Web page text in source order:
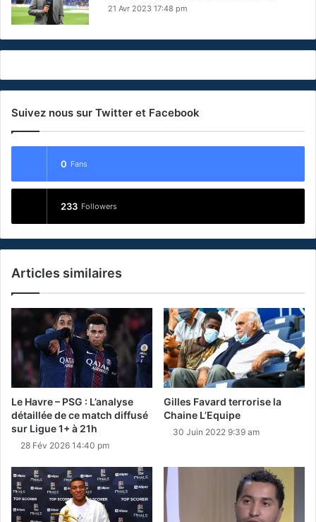
21 Avr 2023 17:48 pm
Suivez nous sur Twitter et Facebook
0 Fans
233 Followers
Articles similaires
Le Havre – PSG : L’analyse
détaillée de ce match diffusé
sur Ligue 1+ à 21h
28 Fév 2026 14:40 pm
Gilles Favard terrorise la
Chaine L’Equipe
30 Juin 2022 9:39 am